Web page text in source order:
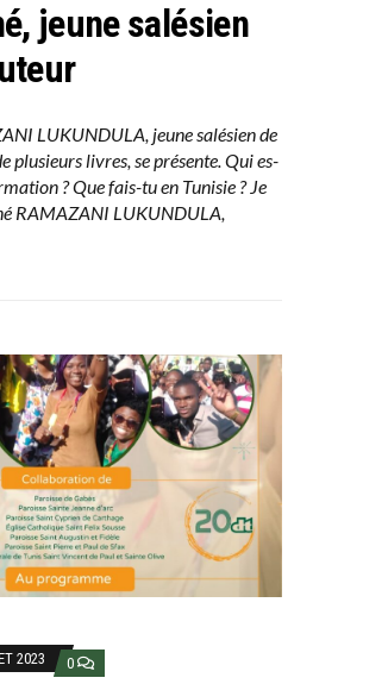
jeune salésien
LUKUNDULA, jeune salésien de
plusieurs livres, se présente. Qui es-
? Que fais-tu en Tunisie ? Je
RAMAZANI LUKUNDULA,
2023 0